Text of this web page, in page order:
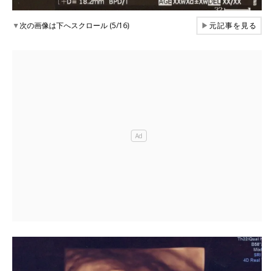
▼次の画像は下へスクロール (5/16) ▶元記事を見る